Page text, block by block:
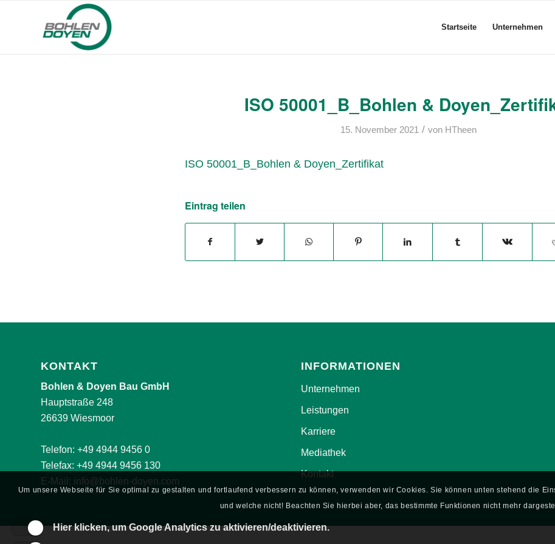
Startseite Unternehmen
ISO 50001_B_Bohlen &
15. November 2021 / von HTheen
ISO 50001_B_Bohlen & Doyen_Zertifikat
Eintrag teilen
KONTAKT
Bohlen & Doyen Bau GmbH
Hauptstraße 248
26639 Wiesmoor
Telefon: +49 4944 9456 0
Telefax: +49 4944 9456 130
E-Mail: info@bohlen-doyen.com
INFORMATIONEN
Unternehmen
Leistungen
Karriere
Mediathek
Kontakt
Um unsere Webseite für Sie optimal zu gestalten und fortlaufend verbessern zu können, verwenden wir Cookies. Sie können unten stehend die
und welche nicht! Beachten Sie hierbei aber, das bestimmte Funktionen nicht mehr
Hier klicken, um Google Analytics zu aktivieren/deaktivieren.